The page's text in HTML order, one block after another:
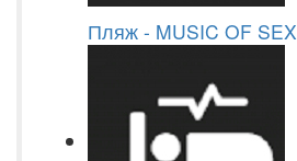
Пляж - MUSIC OF SEX